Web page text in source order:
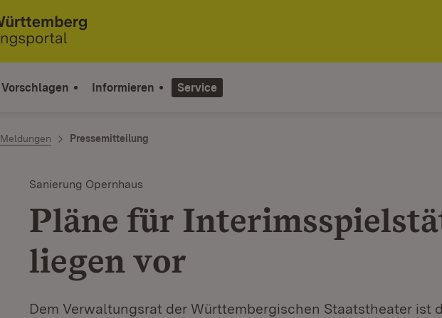
Vorschlagen Informieren Service
Meldungen Pressemitteilung
Sanierung Opernhaus
Pläne für
liegen vor
Dem Verwaltungsrat der Württembergischen Staatstheater ist